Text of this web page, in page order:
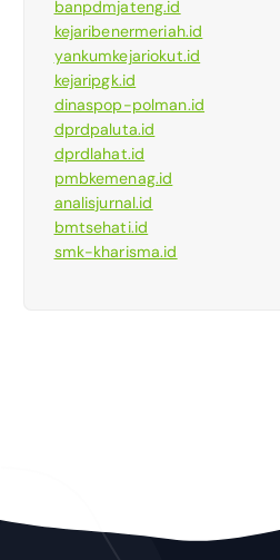
banpdmjateng.id
kejaribenermeriah.id
yankumkejariokut.id
kejaripgk.id
dinaspop-polman.id
dprdpaluta.id
dprdlahat.id
pmbkemenag.id
analisjurnal.id
bmtsehati.id
smk-kharisma.id